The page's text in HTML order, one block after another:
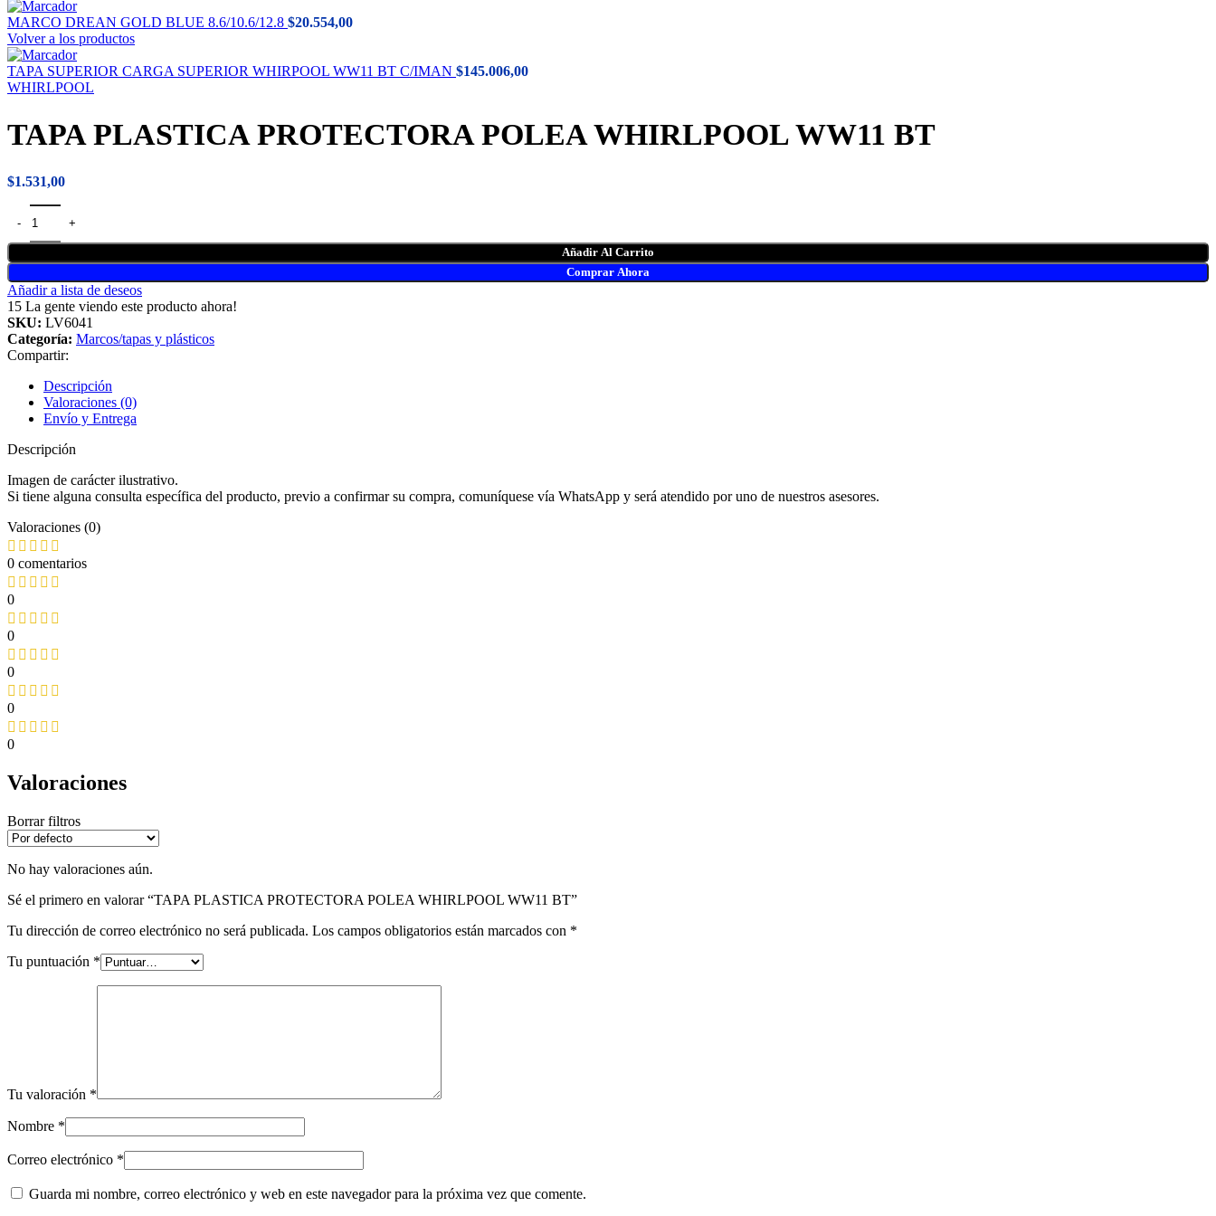
MARCO DREAN GOLD BLUE 8.6/10.6/12.8 $20.554,00
Volver a los productos
TAPA SUPERIOR CARGA SUPERIOR WHIRPOOL WW11 BT C/IMAN $145.006,00
WHIRLPOOL
TAPA PLASTICA PROTECTORA POLEA WHIRLPOOL WW11 BT
$1.531,00
Añadir Al Carrito
Comprar Ahora
Añadir a lista de deseos
15 La gente viendo este producto ahora!
SKU: LV6041
Categoría: Marcos/tapas y plásticos
Compartir:
Descripción
Valoraciones (0)
Envío y Entrega
Descripción
Imagen de carácter ilustrativo.
Si tiene alguna consulta específica del producto, previo a confirmar su compra, comuníquese vía WhatsApp y será atendido por uno de nuestros asesores.
Valoraciones (0)
0 comentarios
0
0
0
0
0
Valoraciones
Borrar filtros
No hay valoraciones aún.
Sé el primero en valorar “TAPA PLASTICA PROTECTORA POLEA WHIRLPOOL WW11 BT”
Tu dirección de correo electrónico no será publicada. Los campos obligatorios están marcados con *
Tu puntuación *
Tu valoración *
Nombre *
Correo electrónico *
Guarda mi nombre, correo electrónico y web en este navegador para la próxima vez que comente.